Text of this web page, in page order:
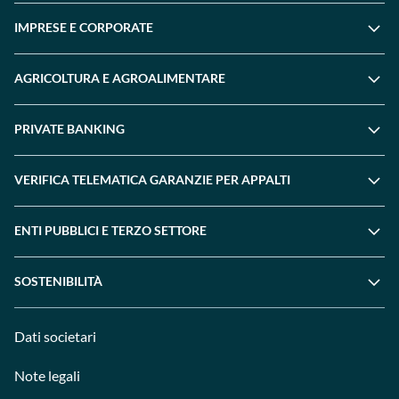
IMPRESE E CORPORATE
AGRICOLTURA E AGROALIMENTARE
PRIVATE BANKING
VERIFICA TELEMATICA GARANZIE PER APPALTI
ENTI PUBBLICI E TERZO SETTORE
SOSTENIBILITÀ
Dati societari
Note legali